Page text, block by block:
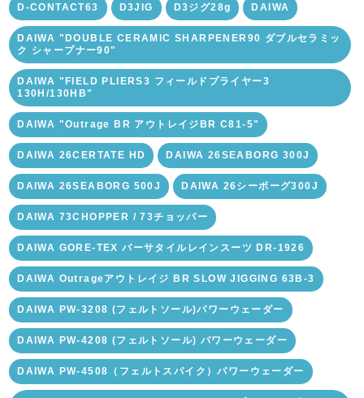
D-CONTACT63 D3JIG D3ジグ28g DAIWA
DAIWA "DOUBLE CERAMIC SHARPENER90 ダブルセラミッ
ク シャープナー90"
DAIWA "FIELD PLIERS3 フィールドプライヤー3
130H/130HB"
DAIWA "Outrage BR アウトレイジBR C81-5"
DAIWA 26CERTATE HD DAIWA 26SEABORG 300J
DAIWA 26SEABORG 500J DAIWA 26シーボーグ300J
DAIWA 73CHOPPER / 73チョッパー
DAIWA GORE-TEX バーサタイルレインスーツ DR-1926
DAIWA Outrageアウトレイジ BR SLOW JIGGING 63B-3
DAIWA PW-3208 (フェルトソール)パワーウェーダー
DAIWA PW-4208 (フェルトソール) パワーウェーダー
DAIWA PW-4508（フェルトスパイク）パワーウェーダー